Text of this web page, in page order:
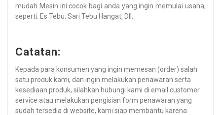
mudah Mesin ini cocok bagi anda yang ingin memulai usaha,
seperti: Es Tebu, Sari Tebu Hangat, Dll.
Catatan:
Kepada para konsumen yang ingin memesan (order) salah
satu produk kami, dan ingin melakukan penawaran serta
kesediaan produk, silahkan hubungi kami di email customer
service atau melakukan pengisian form penawaran yang
sudah tersedia di website, kami siap membantu karena